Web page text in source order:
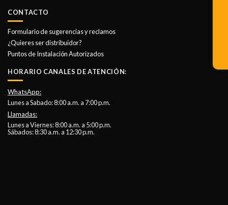
CONTACTO
Formulario de sugerencias y reclamos
¿Quieres ser distribuidor?
Puntos de Instalación Autorizados
HORARIO CANALES DE ATENCIÓN:
WhatsApp:
Lunes a Sabado: 8:00 a.m. a 7:00 p.m.
Llamadas:
Lunes a Viernes: 8:00 a.m. a 5:00 p.m.
Sábados: 8:30 a.m. a 12:30 p.m.